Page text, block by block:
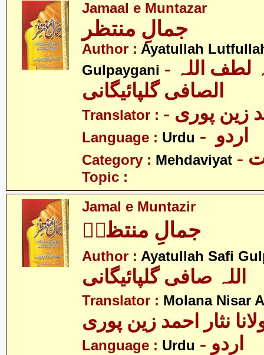
Jamaal e Muntazar
جمالِ منتظر
Author : Ayatullah
Gulpaygani - آیت اللہ لطف اللہ
الصافی گلپائیگانی
Translator : زین پوری
Language : Urdu
Category : Mehdaviyat
Topic :
Jamal e Muntazir
جمالِ منتظرؑ
Author : Ayatullah Safi
اللہ صافی گلپائیگانی
Translator : Molana Nisar
نثار احمد زین پوری
Language : Urdu - اردو